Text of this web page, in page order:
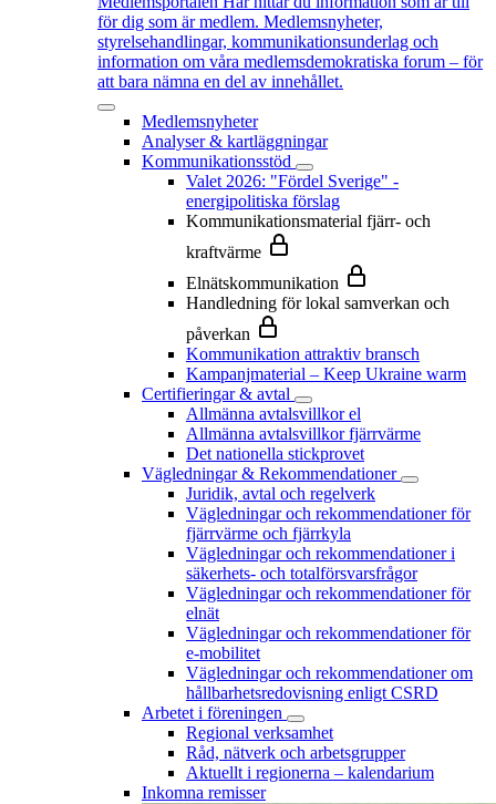
för dig som är medlem. Medlemsnyheter,
styrelsehandlingar, kommunikationsunderlag och
information om våra medlemsdemokratiska forum – för
att bara nämna en del av innehållet.
Medlemsnyheter
Analyser & kartläggningar
Kommunikationsstöd
Valet 2026: "Fördel Sverige" -
energipolitiska förslag
Kommunikationsmaterial fjärr- och
kraftvärme
Elnätskommunikation
Handledning för lokal samverkan och
påverkan
Kommunikation attraktiv bransch
Kampanjmaterial – Keep Ukraine warm
Certifieringar & avtal
Allmänna avtalsvillkor el
Allmänna avtalsvillkor fjärrvärme
Det nationella stickprovet
Vägledningar & Rekommendationer
Juridik, avtal och regelverk
Vägledningar och rekommendationer för
fjärrvärme och fjärrkyla
Vägledningar och rekommendationer i
säkerhets- och totalförsvarsfrågor
Vägledningar och rekommendationer för
elnät
Vägledningar och rekommendationer för
e-mobilitet
Vägledningar och rekommendationer om
hållbarhetsredovisning enligt CSRD
Arbetet i föreningen
Regional verksamhet
Råd, nätverk och arbetsgrupper
Aktuellt i regionerna – kalendarium
Inkomna remisser